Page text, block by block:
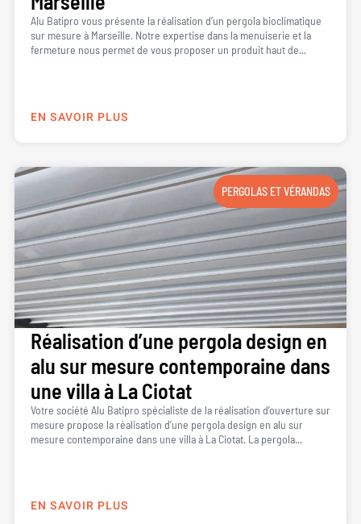
Alu Batipro vous présente la réalisation d’un pergola bioclimatique
sur mesure à Marseille. Notre expertise dans la menuiserie et la
fermeture nous permet de vous proposer un produit haut de...
EN SAVOIR PLUS
PERGOLAS ET VÉRANDAS
Réalisation d’une pergola design en
alu sur mesure contemporaine dans
une villa à La Ciotat
Votre société Alu Batipro spécialiste de la réalisation d’ouverture sur
mesure propose la réalisation d’une pergola design en alu sur
mesure contemporaine dans une villa à La Ciotat. La pergola...
EN SAVOIR PLUS